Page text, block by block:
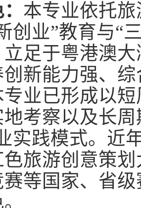
本专业依托
创业”教育与“
立足于粤港澳
新能力强、
专业已形成以
考察以及长
实践模式。近
旅游创意策
等国家、省